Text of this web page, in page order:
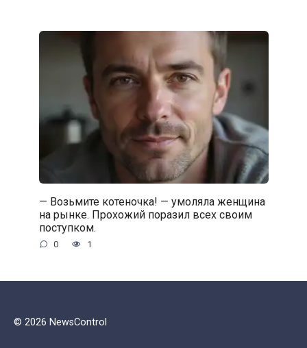
— Возьмите котеночка! — умоляла женщина
на рынке. Прохожий поразил всех своим
поступком.
0 1
© 2026 NewsControl